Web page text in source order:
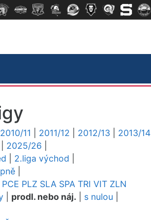
2010/11 2011/12 2012/13 2013/14
2025/26
2.liga východ
PCE PLZ SLA SPA TRI VIT ZLN
prodl. nebo náj. s nulou